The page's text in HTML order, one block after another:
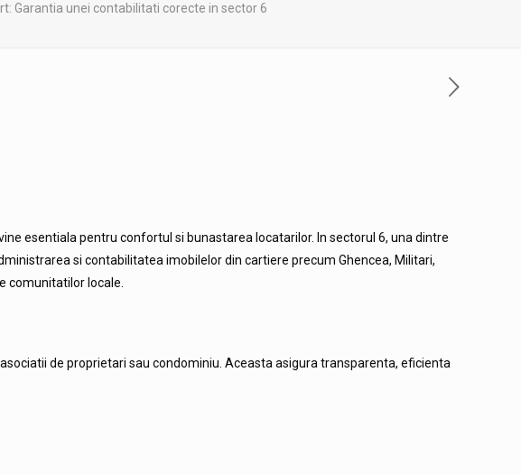
Garantia unei contabilitati corecte in sector 6
esentiala pentru confortul si bunastarea locatarilor. In sectorul 6, una dintre
si contabilitatea imobilelor din cartiere precum Ghencea, Militari,
comunitatilor locale.
de proprietari sau condominiu. Aceasta asigura transparenta, eficienta